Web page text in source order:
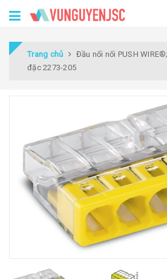
Trang chủ
Đầu nối nối PUSH
đặc 2273-205